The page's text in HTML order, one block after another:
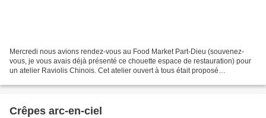
Mercredi nous avions rendez-vous au Food Market Part-Dieu (souvenez-
vous, je vous avais déjà présenté ce chouette espace de restauration) pour
un atelier Raviolis Chinois. Cet atelier ouvert à tous était proposé
Crêpes arc-en-ciel